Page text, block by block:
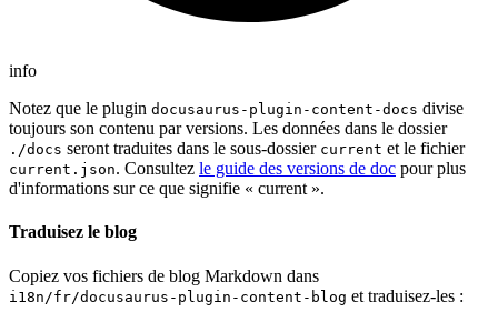
info
Notez que le plugin docusaurus-plugin-content-docs divise
toujours son contenu par versions. Les données dans le dossier
./docs seront traduites dans le sous-dossier current et le fichier
current.json. Consultez le guide des versions de doc pour plus
d'informations sur ce que signifie « current ».
Traduisez le blog
Copiez vos fichiers de blog Markdown dans
i18n/fr/docusaurus-plugin-content-blog et traduisez-les :